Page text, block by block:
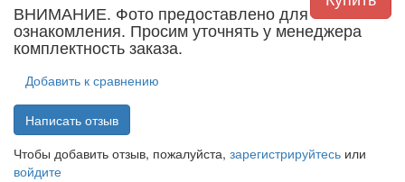
ВНИМАНИЕ. Фото предоставлено для
ознакомления. Просим уточнять у менеджера
комплектность заказа.
Добавить к сравнению
Написать отзыв
Чтобы добавить отзыв, пожалуйста, зарегистрируйтесь или
войдите